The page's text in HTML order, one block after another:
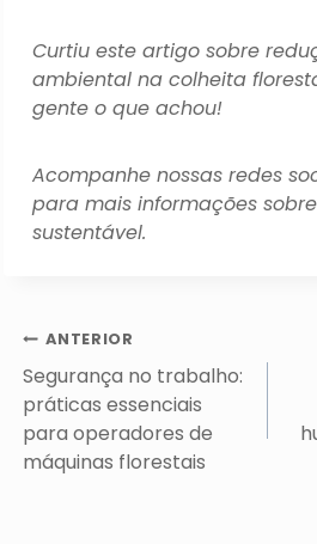
Curtiu este artigo sobre
ambiental na colheita
gente o que achou!
Acompanhe nossas redes
para mais informações
sustentável.
Navegação
de
Post
ANTERIOR
Segurança no trabalho:
práticas essenciais
para operadores de
máquinas florestais